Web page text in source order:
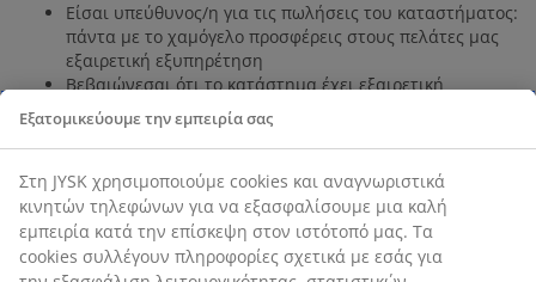
Είσαι υπεύθυνος/η για τις πωλήσεις του καταστήματος:
πάντα με το χαμόγελο προσφέρεις στους πελάτες μας
εξαιρετική εξυπηρέτηση
Βεβαιώνεσαι ότι το κατάστημα έχει εξαιρετική
εμπορική εικόνα, είναι γεμάτο, τακτοποιημένο και
καθαρό
Βοηθάς στην παραλαβή και τακτοποίηση των
προϊόντων, τόσο στην αποθήκη όσο και στο κατάστημα
και η χειρωνακτική εργασία δεν σε τρομάζει
Θα έχεις τη δυνατότητα να αναλάβεις μια δική σου
περιοχή στο κατάστημα
Εξατομικεύουμε την εμπειρία σας
Στη JYSK χρησιμοποιούμε cookies και αναγνωριστικά
κινητών τηλεφώνων για να εξασφαλίσουμε μια καλή
εμπειρία κατά την επίσκεψη στον ιστότοπό μας. Τα
cookies συλλέγουν πληροφορίες σχετικά με εσάς για